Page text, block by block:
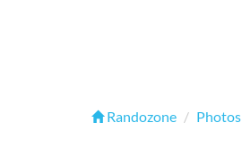
Randozone Photos